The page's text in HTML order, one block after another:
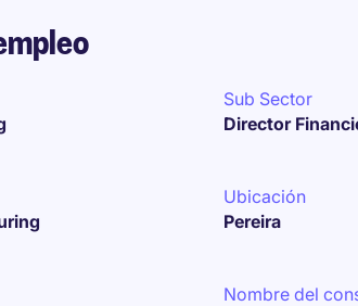
Sub Sector
Director
Ubicación
Pereira
Nombre del